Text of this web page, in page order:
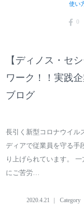
使い
0
【ディノス・セ
ワーク！！実践
ブログ
長引く新型コロナウイル
ディアで従業員を守る手
り上げられています。
にご苦労…
2020.4.21 Category